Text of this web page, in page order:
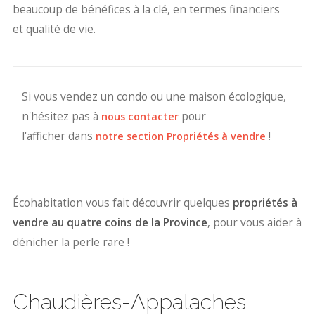
beaucoup de bénéfices à la clé, en termes financiers
et qualité de vie.
Si vous vendez un condo ou une maison écologique,
n'hésitez pas à nous contacter pour
l'afficher dans notre section Propriétés à vendre !
Écohabitation vous fait découvrir quelques propriétés à
vendre au quatre coins de la Province, pour vous aider à
dénicher la perle rare !
Chaudières-Appalaches